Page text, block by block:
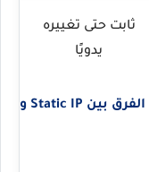
ثابت حتى تغييره
يدويًا
الفرق بين Static IP و